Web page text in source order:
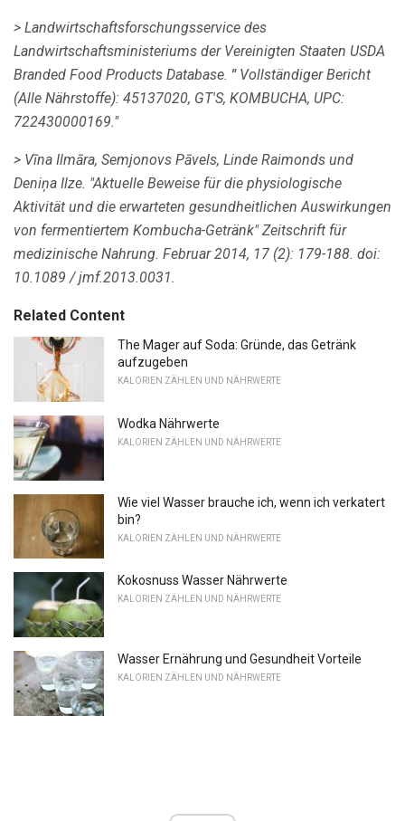
> Landwirtschaftsforschungsservice des
Landwirtschaftsministeriums der Vereinigten Staaten USDA
Branded Food Products Database. "Vollständiger Bericht
(Alle Nährstoffe): 45137020, GT'S, KOMBUCHA, UPC:
722430000169."
> Vīna Ilmāra, Semjonovs Pāvels, Linde Raimonds und
Deniņa Ilze. "Aktuelle Beweise für die physiologische
Aktivität und die erwarteten gesundheitlichen Auswirkungen
von fermentiertem Kombucha-Getränk" Zeitschrift für
medizinische Nahrung. Februar 2014, 17 (2): 179-188. doi:
10.1089 / jmf.2013.0031.
Related Content
The Mager auf Soda: Gründe, das Getränk
aufzugeben
KALORIEN ZÄHLEN UND NÄHRWERTE
Wodka Nährwerte
KALORIEN ZÄHLEN UND NÄHRWERTE
Wie viel Wasser brauche ich, wenn ich verkatert
bin?
KALORIEN ZÄHLEN UND NÄHRWERTE
Kokosnuss Wasser Nährwerte
KALORIEN ZÄHLEN UND NÄHRWERTE
Wasser Ernährung und Gesundheit Vorteile
KALORIEN ZÄHLEN UND NÄHRWERTE